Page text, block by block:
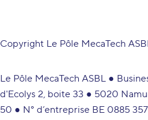
Copyright Le Pôle MecaTech
Le Pôle MecaTech ASBL ●
d'Ecolys 2, boite 33 ● 5020
50 ● N° d’entreprise BE 0885